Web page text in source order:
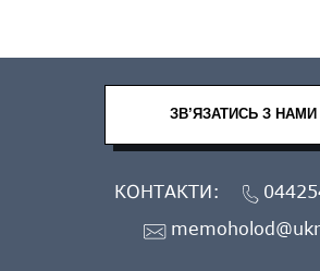
ЗВ’ЯЗАТИСЬ З НАМИ
КОНТАКТИ: